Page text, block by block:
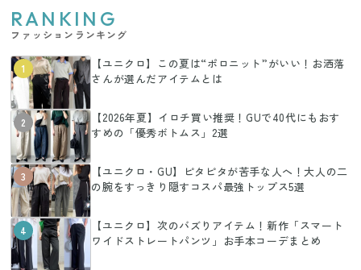
RANKING
ファッションランキング
1
【ユニクロ】この夏は“ポロニット”がいい！お洒落
さんが選んだアイテムとは
2
【2026年夏】イロチ買い推奨！GUで40代にもおす
すめの「優秀ボトムス」2選
3
【ユニクロ・GU】ピタピタが苦手な人へ！大人の二
の腕をすっきり隠すコスパ最強トップス5選
4
【ユニクロ】次のバズりアイテム！新作「スマート
ワイドストレートパンツ」お手本コーデまとめ